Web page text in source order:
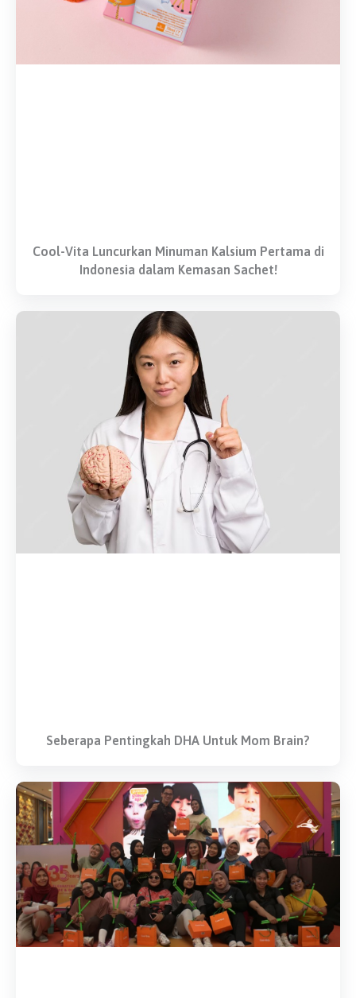
Cool-Vita Luncurkan Minuman Kalsium Pertama di
Indonesia dalam Kemasan Sachet!
Seberapa Pentingkah DHA Untuk Mom Brain?